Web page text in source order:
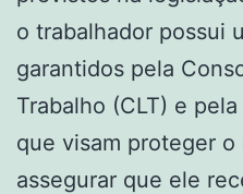
o trabalhador possui
garantidos pela
Trabalho (CLT) e
que visam proteger o
assegurar que ele